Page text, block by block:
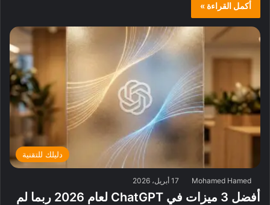
أكمل القراءة »
دليلك للتقنية
Mohamed Hamed 17 أبريل، 2026
أفضل 3 ميزات في ChatGPT لعام 2026 ربما لم